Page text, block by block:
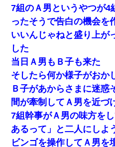
7組のＡ男というやつが4
ったそうで告白の機会を
いいんじゃねと盛り上が
した
当日Ａ男もＢ子も来た
そしたら何か様子がおか
Ｂ子があからさまに迷惑
間が牽制してＡ男を近づ
7組幹事がＡ男の味方を
あるって」と二人にしよ
ビンゴを操作してＡ男を